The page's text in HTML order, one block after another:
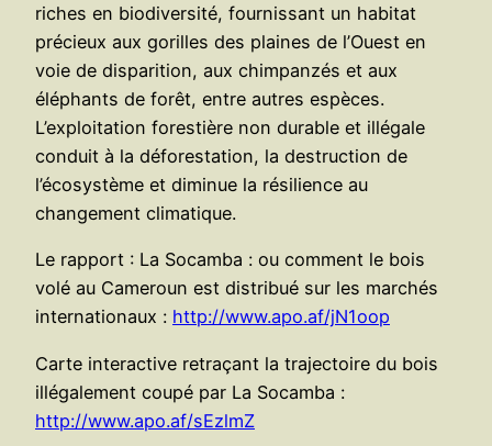
riches en biodiversité, fournissant un habitat
précieux aux gorilles des plaines de l’Ouest en
voie de disparition, aux chimpanzés et aux
éléphants de forêt, entre autres espèces.
L’exploitation forestière non durable et illégale
conduit à la déforestation, la destruction de
l’écosystème et diminue la résilience au
changement climatique.
Le rapport : La Socamba : ou comment le bois
volé au Cameroun est distribué sur les marchés
internationaux : http://www.apo.af/jN1oop
Carte interactive retraçant la trajectoire du bois
illégalement coupé par La Socamba :
http://www.apo.af/sEzlmZ